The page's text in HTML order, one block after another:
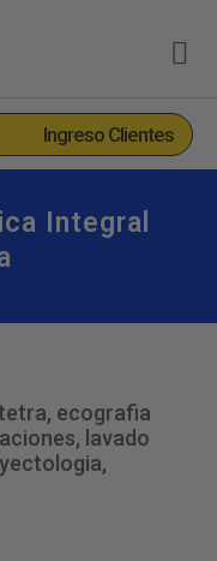
Ingreso Clientes
Integral
ecografia
lavado